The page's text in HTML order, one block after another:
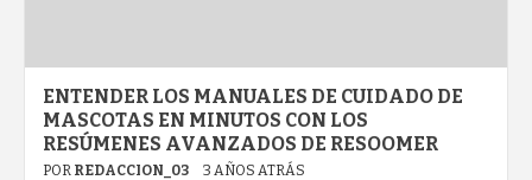
ENTENDER LOS MANUALES DE CUIDADO DE
MASCOTAS EN MINUTOS CON LOS
RESÚMENES AVANZADOS DE RESOOMER
POR REDACCION_03 3 AÑOS ATRÁS